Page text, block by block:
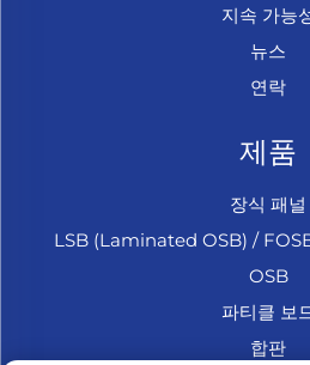
지속 가능
뉴스
연락
제품
장식 패널
LSB (Laminated OSB) /
OSB
파티클 보
합판